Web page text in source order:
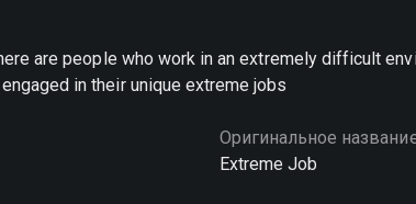
are people who work in an extremely difficult
in their unique extreme jobs
Оригинальное
Extreme Job